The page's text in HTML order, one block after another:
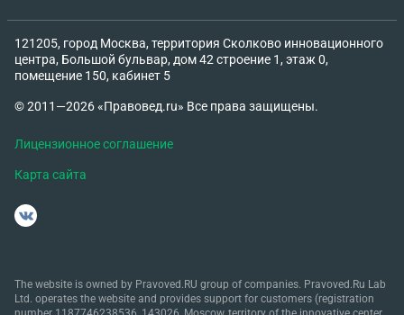
121205, город Москва, территория Сколково инновационного
центра, Большой бульвар, дом 42 строение 1, этаж 0,
помещение 150, кабинет 5
© 2011—2026 «Правовед.ru» Все права защищены.
Лицензионное соглашение
Карта сайта
The website is owned by Pravoved.RU group of companies. Pravoved.Ru Lab
Ltd. operates the website and provides support for customers (registration